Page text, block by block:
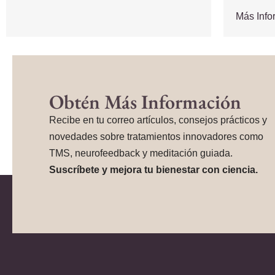
Más
Obtén Más Información
Recibe en tu correo artículos, consejos prácticos y
novedades sobre tratamientos innovadores como
TMS, neurofeedback y meditación guiada.
Suscríbete y mejora tu bienestar con ciencia.